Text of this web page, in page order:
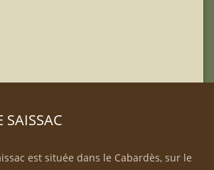
est située dans le Cabardès, sur le